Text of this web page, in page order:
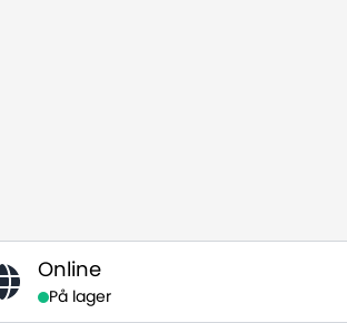
Online
På lager